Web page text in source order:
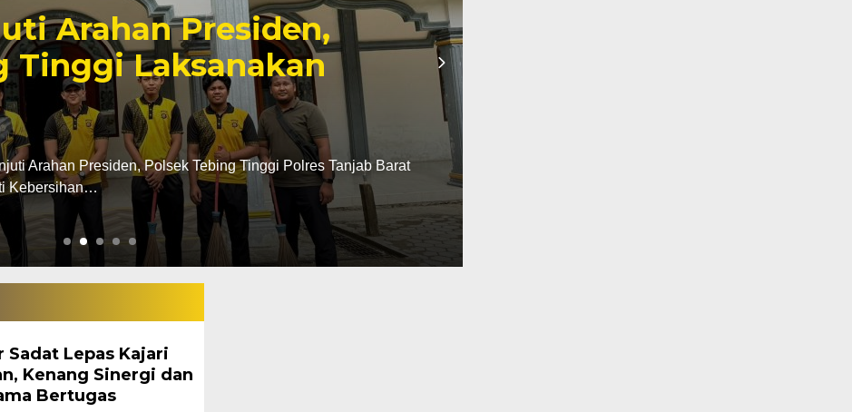
Pria Tewas
Tanjab Barat
Pria inisial RN (25) di Kabupaten Tanjung Jabung Barat Jambi
Sadat Lepas Kajari
Kenang Sinergi dan
Bertugas